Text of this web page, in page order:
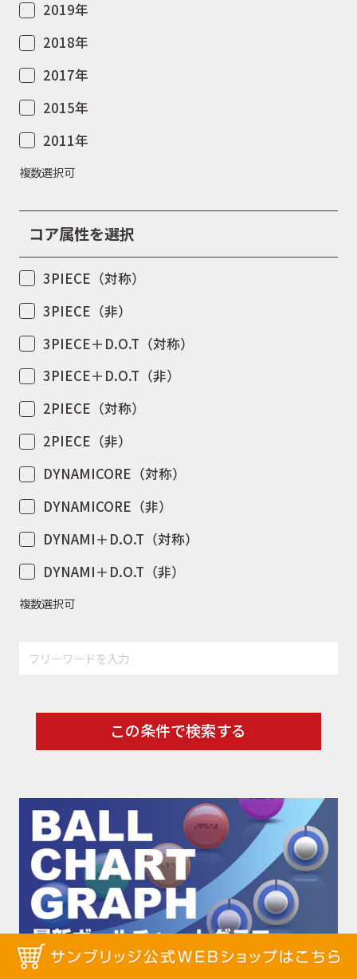
2019年
2018年
2017年
2015年
2011年
複数選択可
コア属性を選択
3PIECE（対称）
3PIECE（非）
3PIECE＋D.O.T（対称）
3PIECE＋D.O.T（非）
2PIECE（対称）
2PIECE（非）
DYNAMICORE（対称）
DYNAMICORE（非）
DYNAMI＋D.O.T（対称）
DYNAMI＋D.O.T（非）
複数選択可
この条件で検索する